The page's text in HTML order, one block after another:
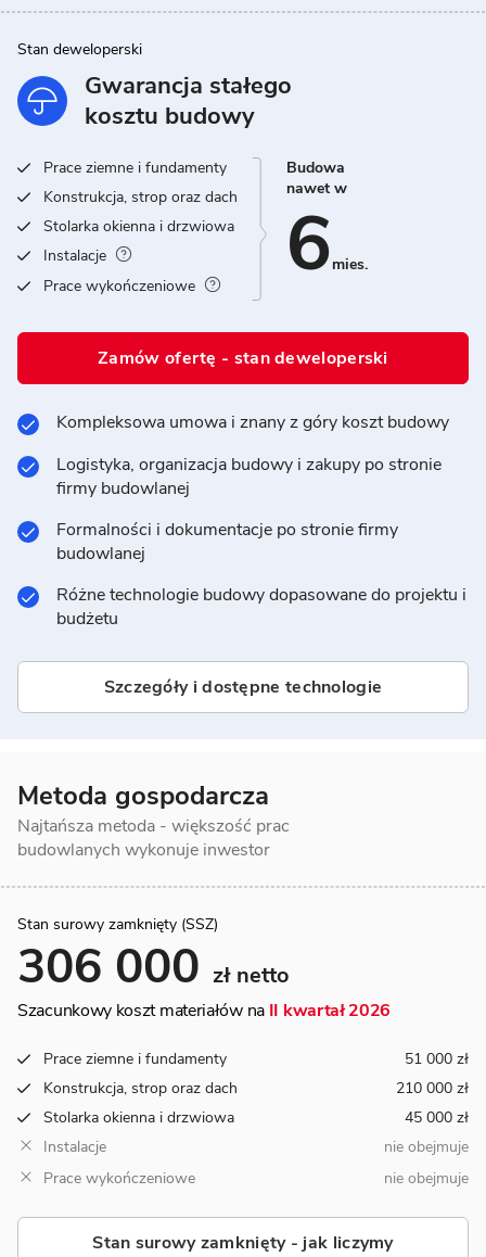
Metoda gospodarcza
Najtańsza metoda - większość prac
budowlanych wykonuje inwestor
Stan surowy zamknięty (SSZ)
306 000 zł netto
Szacunkowy koszt materiałów na II kwartał 2026
Prace ziemne i fundamenty
51 000 zł
Konstrukcja, strop oraz dach
210 000 zł
Stolarka okienna i drzwiowa
45 000 zł
Instalacje
nie obejmuje
Prace wykończeniowe
nie obejmuje
Stan surowy zamknięty - jak liczymy
Stan deweloperski
Gwarancja stałego
kosztu budowy
Prace ziemne i fundamenty
Konstrukcja, strop oraz dach
Stolarka okienna i drzwiowa
Instalacje
Prace wykończeniowe
Budowa
nawet w
6 mies.
Zamów ofertę - stan deweloperski
Kompleksowa umowa i znany z góry koszt budowy
Logistyka, organizacja budowy i zakupy po stronie
firmy budowlanej
Formalności i dokumentacje po stronie firmy
budowlanej
Różne technologie budowy dopasowane do projektu i
budżetu
Szczegóły i dostępne technologie